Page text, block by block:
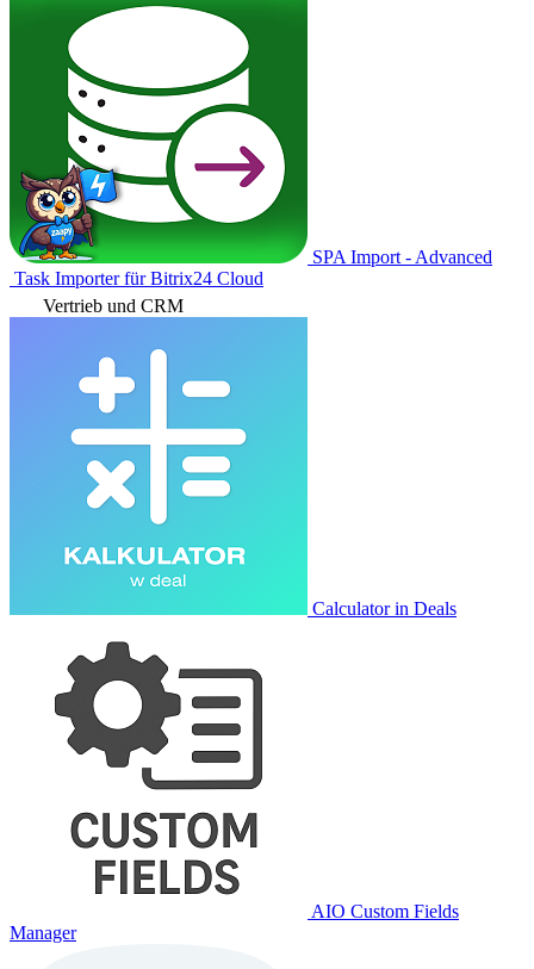
SPA Import - Advanced
Task Importer für Bitrix24 Cloud
Vertrieb und CRM
Calculator in Deals
AIO Custom Fields
Manager